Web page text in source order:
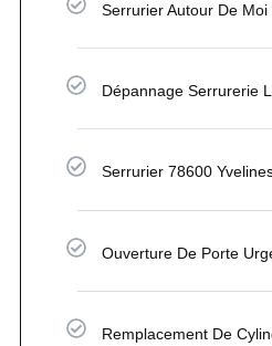
Serrurier Autour De Moi
Dépannage Serrurerie
Serrurier 78600
Ouverture De Porte
Remplacement De